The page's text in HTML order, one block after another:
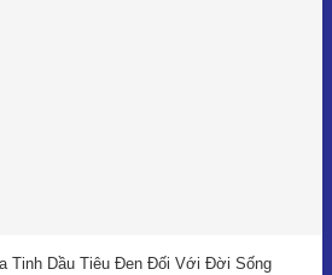
Tinh Dầu Tiêu Đen Đối Với Đời Sống